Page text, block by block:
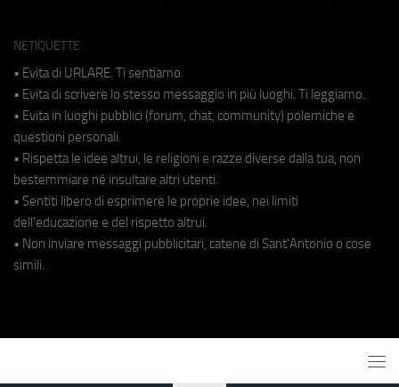
NETIQUETTE
• Evita di URLARE. Ti sentiamo.
• Evita di scrivere lo stesso messaggio in più luoghi. Ti leggiamo.
• Evita in luoghi pubblici (forum, chat, community) polemiche e
questioni personali.
• Rispetta le idee altrui, le religioni e razze diverse dalla tua, non
bestemmiare né insultare altri utenti.
• Sentiti libero di esprimere le proprie idee, nei limiti
dell'educazione e del rispetto altrui.
• Non inviare messaggi pubblicitari, catene di Sant'Antonio o cose
simili.